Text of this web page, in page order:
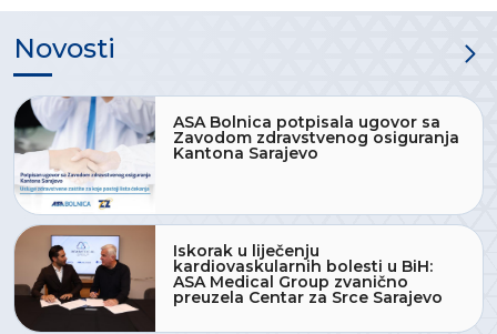
Novosti
ASA Bolnica potpisala ugovor sa
Zavodom zdravstvenog osiguranja
Kantona Sarajevo
Iskorak u liječenju
kardiovaskularnih bolesti u BiH:
ASA Medical Group zvanično
preuzela Centar za Srce Sarajevo